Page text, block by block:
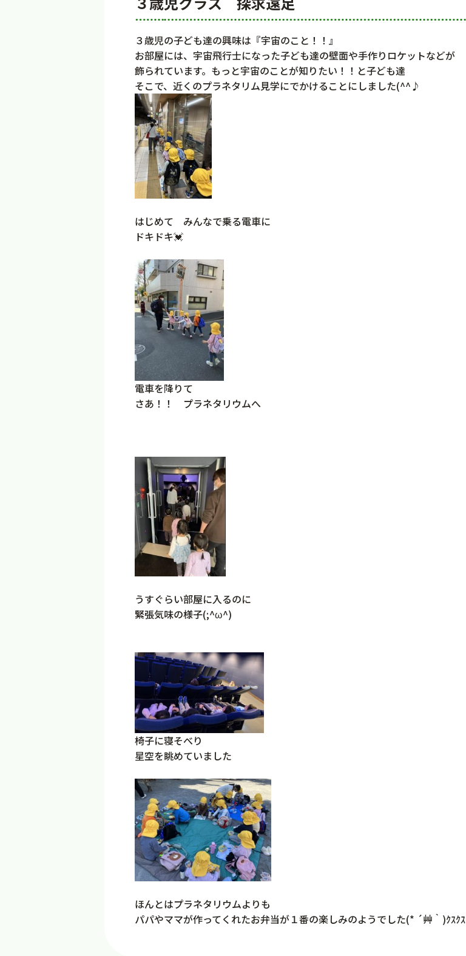
３歳児の子ども達の興味は『宇宙のこと！！』
お部屋には、宇宙飛行士になった子ども達の壁面や手作りロケットなどが
飾られています。もっと宇宙のことが知りたい！！と子ども達
そこで、近くのプラネタリム見学にでかけることにしました(^^♪
はじめて みんなで乗る電車に
ドキドキ💓
電車を降りて
さあ！！ プラネタリウムへ
うすぐらい部屋に入るのに
緊張気味の様子(;^ω^)
椅子に寝そべり
星空を眺めていました
ほんとはプラネタリウムよりも
パパやママが作ってくれたお弁当が１番の楽しみのようでした(* ´艸｀)ｸｽｸｽ